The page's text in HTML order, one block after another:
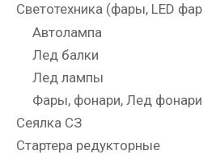
Светотехника (фары, LED
Автолампа
Лед балки
Лед лампы
Фары, фонари, Лед фонари
Сеялка СЗ
Стартера редукторные